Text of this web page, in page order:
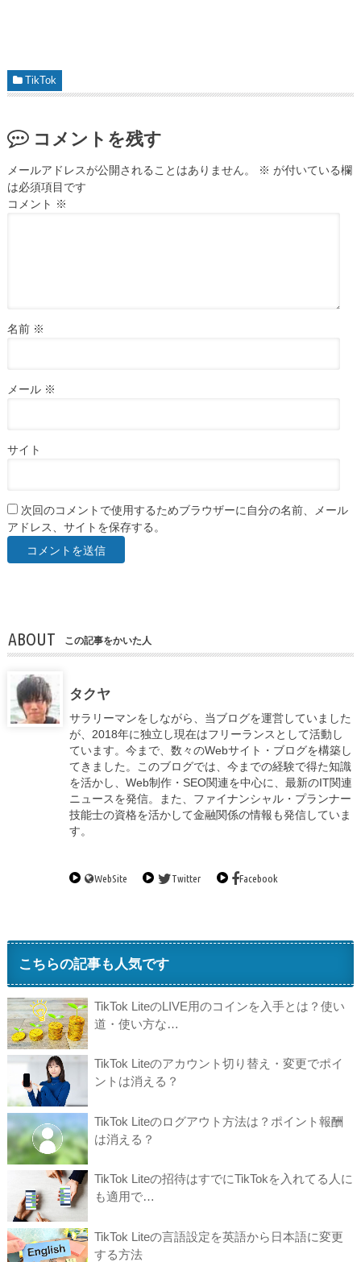
TikTok
コメントを残す
メールアドレスが公開されることはありません。 ※ が付いている欄
は必須項目です
コメント ※
名前 ※
メール ※
サイト
次回のコメントで使用するためブラウザーに自分の名前、メール
アドレス、サイトを保存する。
ABOUT この記事をかいた人
タクヤ
サラリーマンをしながら、当ブログを運営していました
が、2018年に独立し現在はフリーランスとして活動し
ています。今まで、数々のWebサイト・ブログを構築し
てきました。このブログでは、今までの経験で得た知識
を活かし、Web制作・SEO関連を中心に、最新のIT関連
ニュースを発信。また、ファイナンシャル・プランナー
技能士の資格を活かして金融関係の情報も発信していま
す。
WebSite Twitter Facebook
こちらの記事も人気です
TikTok LiteのLIVE用のコインを入手とは？使い
道・使い方な…
TikTok Liteのアカウント切り替え・変更でポイ
ントは消える？
TikTok Liteのログアウト方法は？ポイント報酬
は消える？
TikTok Liteの招待はすでにTikTokを入れてる人に
も適用で…
TikTok Liteの言語設定を英語から日本語に変更
する方法